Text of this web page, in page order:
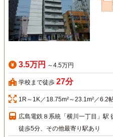
3.5万円 ～4.5万円
学校まで徒歩 27分
1R～1K／18.75m²～23.1m²／6.2
広島電鉄８系統「横川一丁目」駅
徒歩5分、その他最寄り駅あり